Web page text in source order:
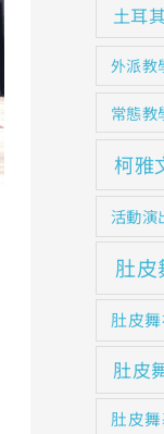
土耳
外派教
常態教
柯雅
活動演
肚皮
肚皮
肚皮
肚皮